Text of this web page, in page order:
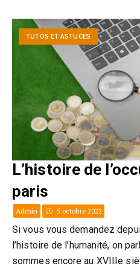
TUTOS ET ASTUCES
L’histoire de
paris
Admin 5 octobre 2022
Si vous vous demandez
l’histoire de l’humanité, on
sommes encore au XVIIIe